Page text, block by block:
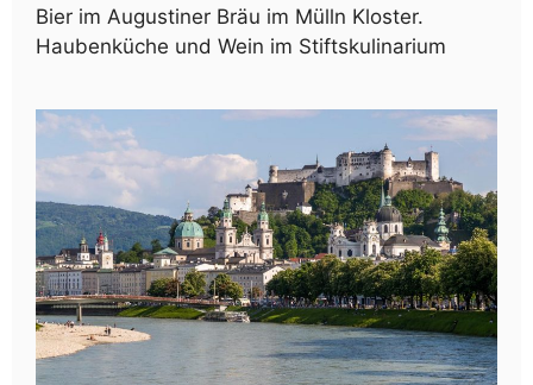
Bier im Augustiner Bräu im Mülln Kloster.
Haubenküche und Wein im Stiftskulinarium